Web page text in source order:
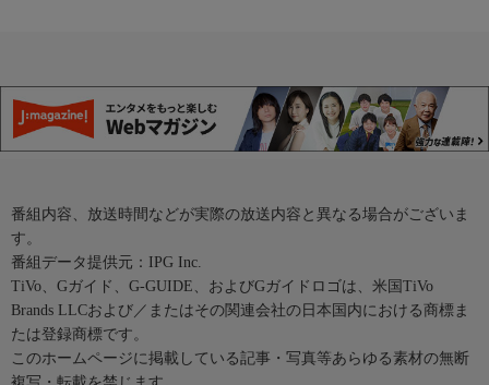
番組内容、放送時間などが実際の放送内容と異なる場合がございま
す。
番組データ提供元：IPG Inc.
TiVo、Gガイド、G-GUIDE、およびGガイドロゴは、米国TiVo
Brands LLCおよび／またはその関連会社の日本国内における商標ま
たは登録商標です。
このホームページに掲載している記事・写真等あらゆる素材の無断